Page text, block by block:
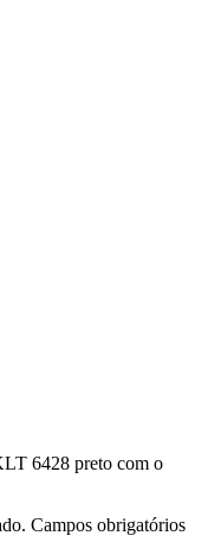
6428 preto com o
Campos obrigatórios